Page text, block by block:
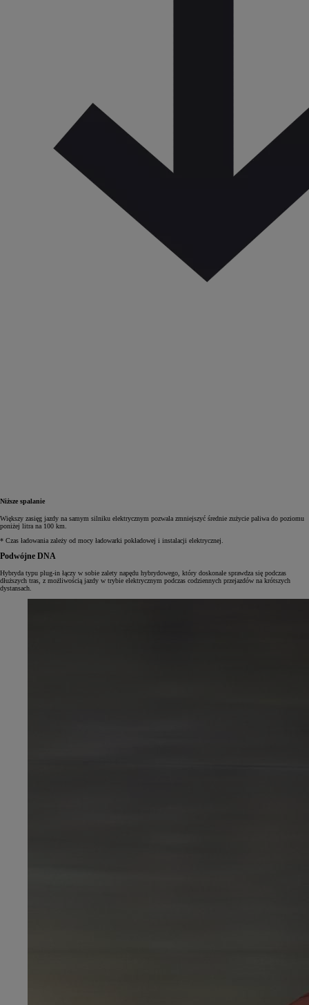
Niższe spalanie
Większy zasięg jazdy na samym silniku elektrycznym pozwala zmniejszyć średnie zużycie paliwa do poziomu
poniżej litra na 100 km.
* Czas ładowania zależy od mocy ładowarki pokładowej i instalacji elektrycznej.
Podwójne DNA
Hybryda typu plug‑in łączy w sobie zalety napędu hybrydowego, który doskonale sprawdza się podczas
dłuższych tras, z możliwością jazdy w trybie elektrycznym podczas codziennych przejazdów na krótszych
dystansach.